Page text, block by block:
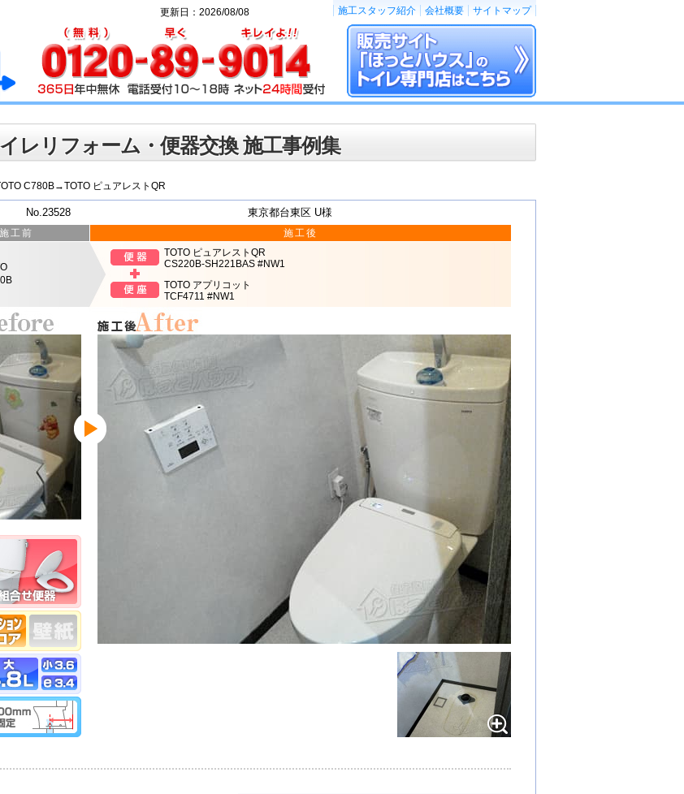
レリフォーム・便器交換 施工事例集
C780B→TOTO ピュアレストQR
No.23528 東京都台東区 U様
施工前
施工後
TOTO ピュアレストQR
CS220B-SH221BAS #NW1
TOTO アプリコット
TCF4711 #NW1
更新日：2026/08/08 施工スタッフ紹介 会社概要 サイトマップ